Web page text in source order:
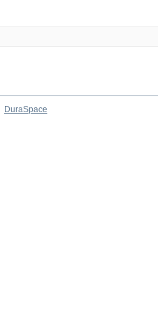
DuraSpace